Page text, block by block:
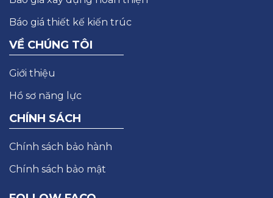
Báo giá thiết kế kiến trúc
VỀ CHÚNG TÔI
Giới thiệu
Hồ sơ năng lực
CHÍNH SÁCH
Chính sách bảo hành
Chính sách bảo mật